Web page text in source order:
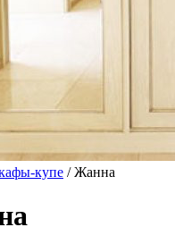
купе / Жанна